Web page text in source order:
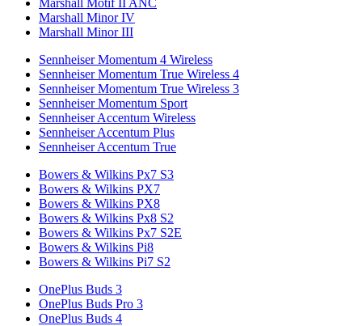
Marshall Motif II ANC
Marshall Minor IV
Marshall Minor III
Sennheiser Momentum 4 Wireless
Sennheiser Momentum True Wireless 4
Sennheiser Momentum True Wireless 3
Sennheiser Momentum Sport
Sennheiser Accentum Wireless
Sennheiser Accentum Plus
Sennheiser Accentum True
Bowers & Wilkins Px7 S3
Bowers & Wilkins PX7
Bowers & Wilkins PX8
Bowers & Wilkins Px8 S2
Bowers & Wilkins Px7 S2E
Bowers & Wilkins Pi8
Bowers & Wilkins Pi7 S2
OnePlus Buds 3
OnePlus Buds Pro 3
OnePlus Buds 4